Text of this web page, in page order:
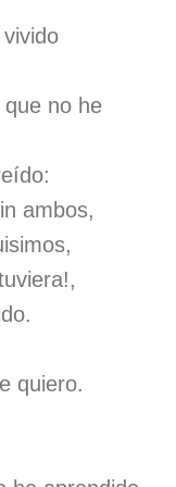
no he
ambos,
quiero.